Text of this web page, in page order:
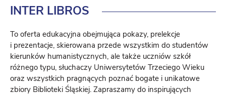
INTER LIBROS
To oferta edukacyjna obejmująca pokazy, prelekcje
i prezentacje, skierowana przede wszystkim do studentów
kierunków humanistycznych, ale także uczniów szkół
różnego typu, słuchaczy Uniwersytetów Trzeciego Wieku
oraz wszystkich pragnących poznać bogate i unikatowe
zbiory Biblioteki Śląskiej. Zapraszamy do inspirujących